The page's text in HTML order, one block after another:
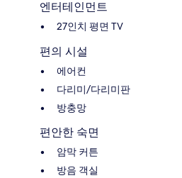
엔터테인먼트
27인치 평면 TV
편의 시설
에어컨
다리미/다리미판
방충망
편안한 숙면
암막 커튼
방음 객실